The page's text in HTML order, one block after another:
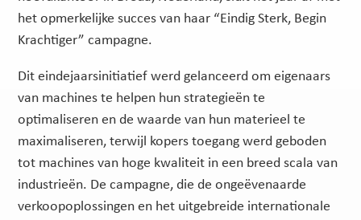
het opmerkelijke succes van haar “Eindig Sterk, Begin
Krachtiger” campagne.
Dit eindejaarsinitiatief werd gelanceerd om eigenaars
van machines te helpen hun strategieën te
optimaliseren en de waarde van hun materieel te
maximaliseren, terwijl kopers toegang werd geboden
tot machines van hoge kwaliteit in een breed scala van
industrieën. De campagne, die de ongeëvenaarde
verkoopoplossingen en het uitgebreide internationale